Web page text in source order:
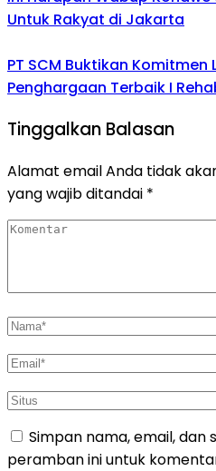
Untuk Rakyat di Jakarta
PT SCM Buktikan Komitmen
Penghargaan Terbaik I
Tinggalkan Balasan
Alamat email Anda tidak
yang wajib ditandai *
Simpan nama, email, dan
peramban ini untuk